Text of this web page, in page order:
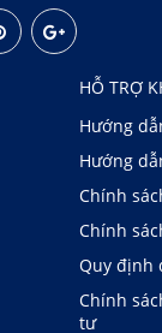
HỖ TRỢ
Hướng
Hướng
Chính
Chính
Quy định
Chính
tư